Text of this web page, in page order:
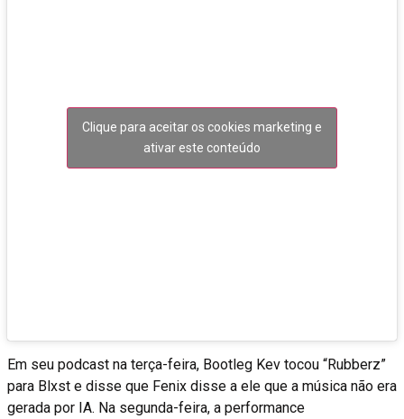
Clique para aceitar os cookies marketing e
ativar este conteúdo
Em seu podcast na terça-feira, Bootleg Kev tocou “Rubberz”
para Blxst e disse que Fenix ​​disse a ele que a música não era
gerada por IA. Na segunda-feira, a performance